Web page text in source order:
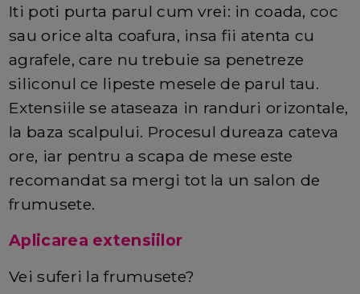
Iti poti purta parul cum vrei: in coada, coc
sau orice alta coafura, insa fii atenta cu
agrafele, care nu trebuie sa penetreze
siliconul ce lipeste mesele de parul tau.
Extensiile se ataseaza in randuri orizontale,
la baza scalpului. Procesul dureaza cateva
ore, iar pentru a scapa de mese este
recomandat sa mergi tot la un salon de
frumusete.
Aplicarea extensiilor
Vei suferi la frumusete?